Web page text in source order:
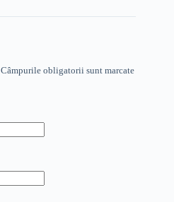
Câmpurile obligatorii sunt marcate